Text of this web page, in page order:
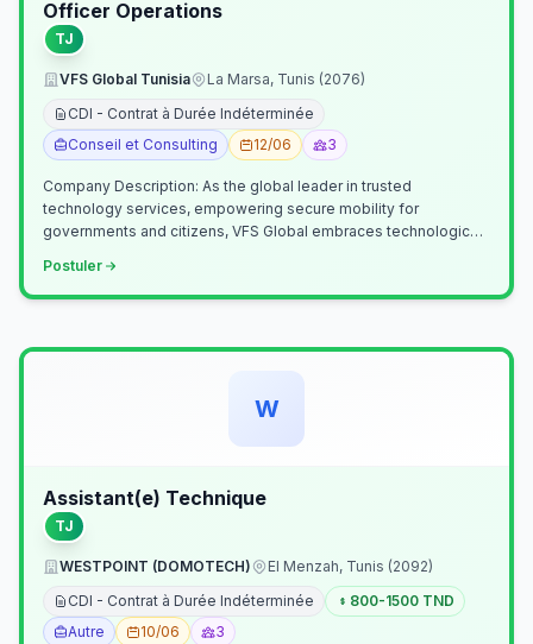
Officer Operations
TJ
VFS Global Tunisia
La Marsa, Tunis (2076)
CDI - Contrat à Durée Indéterminée
Conseil et Consulting
12/06 3
Company Description: As the global leader in trusted
technology services, empowering secure mobility for
governments and citizens, VFS Global embraces technological
Postuler
W
Assistant(e) Technique
TJ
WESTPOINT (DOMOTECH)
El Menzah, Tunis (2092)
CDI - Contrat à Durée Indéterminée
800-1500 TND
Autre
10/06 3